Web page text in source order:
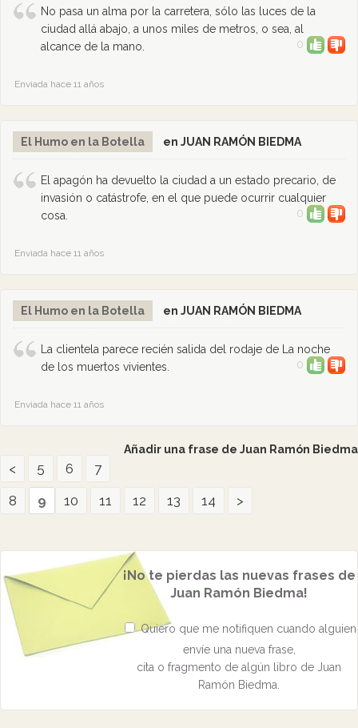
No pasa un alma por la carretera, sólo las luces de la
ciudad allá abajo, a unos miles de metros, o sea, al
alcance de la mano.
0
Enviada hace 11 años
El Humo en la Botella en JUAN RAMÓN BIEDMA
El apagón ha devuelto la ciudad a un estado precario, de
invasión o catástrofe, en el que puede ocurrir cualquier
cosa.
0
Enviada hace 11 años
El Humo en la Botella en JUAN RAMÓN BIEDMA
La clientela parece recién salida del rodaje de La noche
de los muertos vivientes.
0
Enviada hace 11 años
Añadir una frase de Juan Ramón Biedma
< 5 6
7
8
9 10 11 12 13 14 >
¡No te pierdas las nuevas frases de
Juan Ramón Biedma!
Quiero que me notifiquen cuando alguien
envíe una nueva frase,
cita o fragmento de algún libro de Juan
Ramón Biedma.